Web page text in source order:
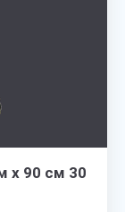
х 90 см 30